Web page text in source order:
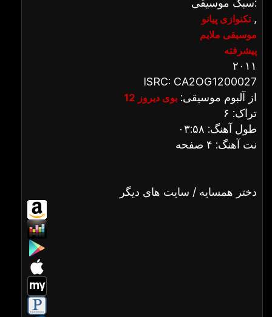
سبک موسیقی:
تکنوازی پیانو,
موسیقی ملایم
پیشرفته
۲۰۱۱
ISRC: CA2OG1200027
از آلبوم موسیقی: بوی دیروز 12
تراک: ۶
طول آهنگ: ۰۳:۵۸
نت آهنگ: ۴ صفحه
دختر همسایه / سایت های دیگر